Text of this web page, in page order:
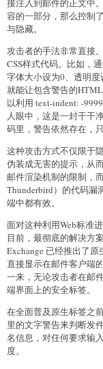
接注入到邮件的正文中
容的一部分，那么控制
与隐藏。
攻击者的手法非常直接
CSS样式代码。比如，
字体大小设为0、透明
就能让包含警告的
以利用 text-indent: -
人眼中，这是一封干干
码里，警告依然存在，
这种攻击方式不仅限于
伪装成无害的提示，从
邮件渲染机制的限制，
Thunderbird）的代码漏
端中都有效。
面对这种利用Web标准
目前，最彻底的解决方
Exchange 已经推出了
直接显示在邮件客户端
一来，无论攻击者在邮
端界面上的安全标签。
在全面普及原生标签之
里的文字警告来判断发
名信息，对任何要求输
度。